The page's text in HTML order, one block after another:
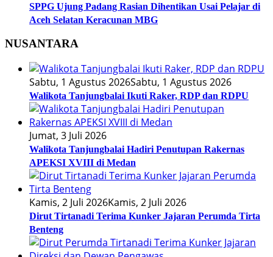
SPPG Ujung Padang Rasian Dihentikan Usai Pelajar di
Aceh Selatan Keracunan MBG
NUSANTARA
Sabtu, 1 Agustus 2026Sabtu, 1 Agustus 2026
Walikota Tanjungbalai Ikuti Raker, RDP dan RDPU
Jumat, 3 Juli 2026
Walikota Tanjungbalai Hadiri Penutupan Rakernas
APEKSI XVIII di Medan
Kamis, 2 Juli 2026Kamis, 2 Juli 2026
Dirut Tirtanadi Terima Kunker Jajaran Perumda Tirta
Benteng